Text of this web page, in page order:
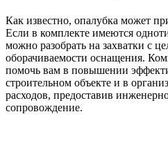
Как известно, опалубка может
Если в комплекте имеются
можно разобрать на захватки с
оборачиваемости оснащения.
помочь вам в повышении
строительном объекте и в
расходов, предоставив
сопровождение.